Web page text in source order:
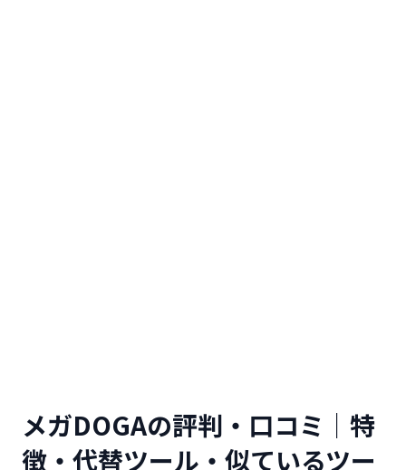
メガDOGAの評判・口コミ｜特
徴・代替ツール・似ているツー